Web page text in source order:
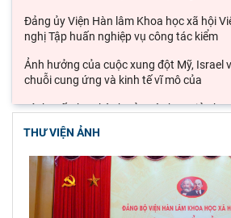
Đảng ủy Viện Hàn lâm Khoa học xã hội
nghị Tập huấn nghiệp vụ công tác kiểm
Ảnh hưởng của cuộc xung đột Mỹ, Israel
chuỗi cung ứng và kinh tế vĩ mô của
Lý thuyết thực hành của các học giả
ứng dụng vào phát triển du lịch cộng
thực tế tại thành phố Hồ Chí Minh
Hội thảo khoa học quốc gia “Danh nhân
Di sản và giá trị thời đại”
THƯ VIỆN ẢNH